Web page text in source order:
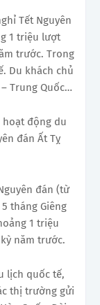
Tết Nguyên
1 triệu lượt
trước. Trong
Du khách chủ
Trung Quốc…
hoạt động du
đán Ất Tỵ
đán (từ
tháng Giêng
1 triệu
năm trước.
lịch quốc tế,
thị trường gửi